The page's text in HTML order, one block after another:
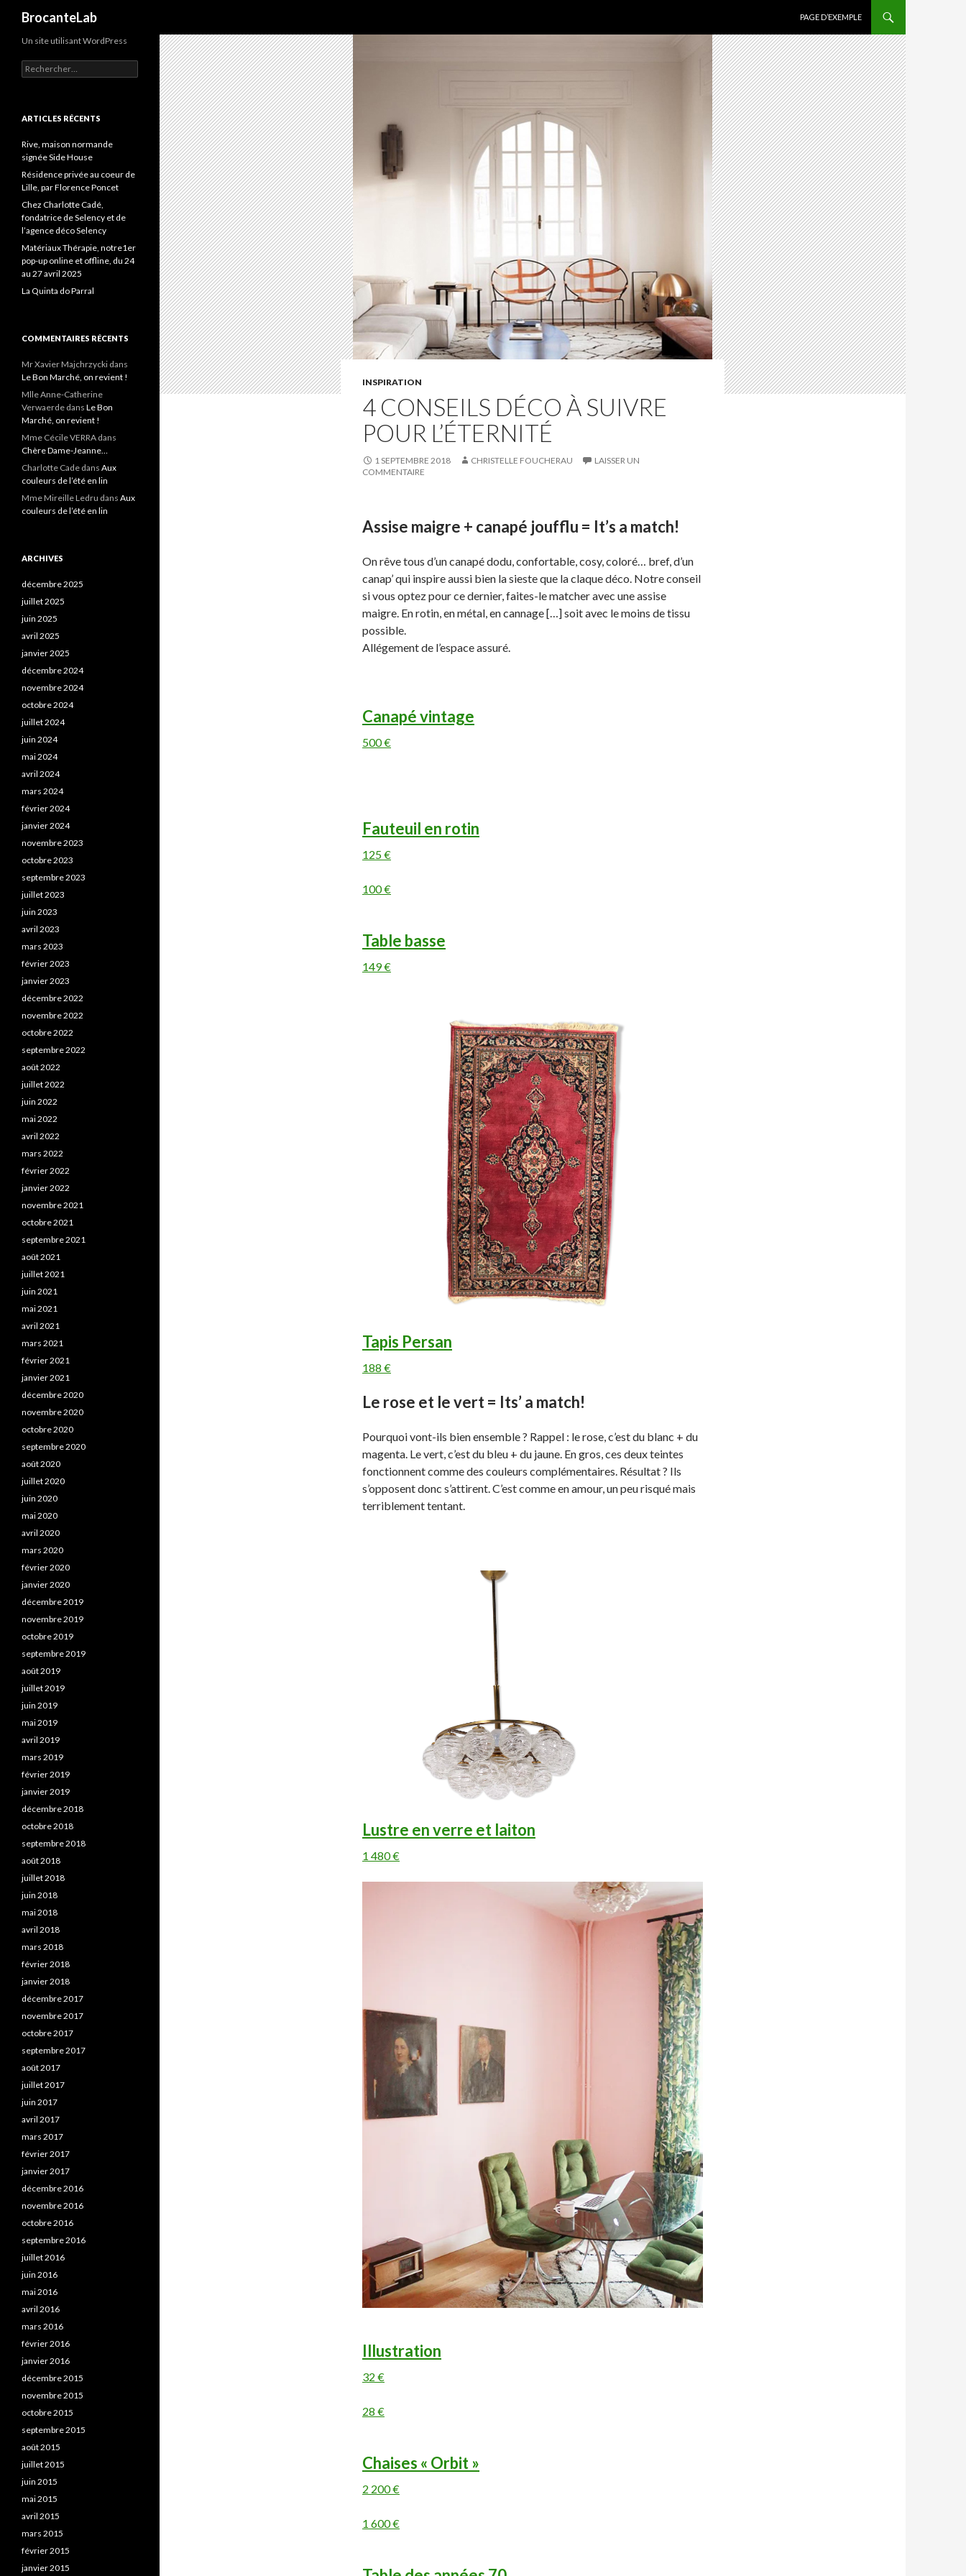
BrocanteLab
PAGE D’EXEMPLE
INSPIRATION
4 CONSEILS DÉCO À SUIVRE
POUR L’ÉTERNITÉ
1 SEPTEMBRE 2018 CHRISTELLE FOUCHERAU
LAISSER UN
COMMENTAIRE
Assise maigre + canapé joufflu = It’s a match!
On rêve tous d’un canapé dodu, confortable, cosy, coloré… bref, d’un
canap’ qui inspire aussi bien la sieste que la claque déco. Notre conseil
si vous optez pour ce dernier, faites-le matcher avec une assise
maigre. En rotin, en métal, en cannage […] soit avec le moins de tissu
possible.
Allégement de l’espace assuré.
Canapé vintage
500 €
Fauteuil en rotin
125 €
100 €
Table basse
149 €
Tapis Persan
188 €
Le rose et le vert = Its’ a match!
Pourquoi vont-ils bien ensemble ? Rappel : le rose, c’est du blanc + du
magenta. Le vert, c’est du bleu + du jaune. En gros, ces deux teintes
fonctionnent comme des couleurs complémentaires. Résultat ? Ils
s’opposent donc s’attirent. C’est comme en amour, un peu risqué mais
terriblement tentant.
Lustre en verre et laiton
1 480 €
Illustration
32 €
28 €
Chaises « Orbit »
2 200 €
1 600 €
Un site utilisant WordPress
Rechercher :
ARTICLES RÉCENTS
Rive, maison normande
signée Side House
Résidence privée au coeur de
Lille, par Florence Poncet
Chez Charlotte Cadé,
fondatrice de Selency et de
l’agence déco Selency
Matériaux Thérapie, notre1er
pop-up online et offline, du 24
au 27 avril 2025
La Quinta do Parral
COMMENTAIRES RÉCENTS
Mr Xavier Majchrzycki dans
Le Bon Marché, on revient !
Mlle Anne-Catherine
Verwaerde dans Le Bon
Marché, on revient !
Mme Cécile VERRA dans
Chère Dame-Jeanne…
Charlotte Cade dans Aux
couleurs de l’été en lin
Mme Mireille Ledru dans Aux
couleurs de l’été en lin
ARCHIVES
décembre 2025
juillet 2025
juin 2025
avril 2025
janvier 2025
décembre 2024
novembre 2024
octobre 2024
juillet 2024
juin 2024
mai 2024
avril 2024
mars 2024
février 2024
janvier 2024
novembre 2023
octobre 2023
septembre 2023
juillet 2023
juin 2023
avril 2023
mars 2023
février 2023
janvier 2023
décembre 2022
novembre 2022
octobre 2022
septembre 2022
août 2022
juillet 2022
juin 2022
mai 2022
avril 2022
mars 2022
février 2022
janvier 2022
novembre 2021
octobre 2021
septembre 2021
août 2021
juillet 2021
juin 2021
mai 2021
avril 2021
mars 2021
février 2021
janvier 2021
décembre 2020
novembre 2020
octobre 2020
septembre 2020
août 2020
juillet 2020
juin 2020
mai 2020
avril 2020
mars 2020
février 2020
janvier 2020
décembre 2019
novembre 2019
octobre 2019
septembre 2019
août 2019
juillet 2019
juin 2019
mai 2019
avril 2019
mars 2019
février 2019
janvier 2019
décembre 2018
octobre 2018
septembre 2018
août 2018
juillet 2018
juin 2018
mai 2018
avril 2018
mars 2018
février 2018
janvier 2018
décembre 2017
novembre 2017
octobre 2017
septembre 2017
août 2017
juillet 2017
juin 2017
avril 2017
mars 2017
février 2017
janvier 2017
décembre 2016
novembre 2016
octobre 2016
septembre 2016
juillet 2016
juin 2016
mai 2016
avril 2016
mars 2016
février 2016
janvier 2016
décembre 2015
novembre 2015
octobre 2015
septembre 2015
août 2015
juillet 2015
juin 2015
mai 2015
avril 2015
mars 2015
février 2015
janvier 2015